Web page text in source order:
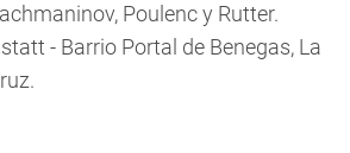
Poulenc y Rutter.
- Barrio Portal de Benegas, La